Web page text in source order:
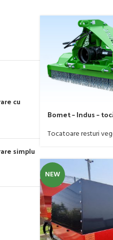
cu
simplu
Bomet – Indus –
Tocatoare resturi
NEW